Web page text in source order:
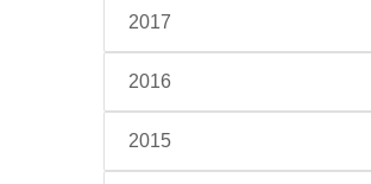
2017
2016
2015